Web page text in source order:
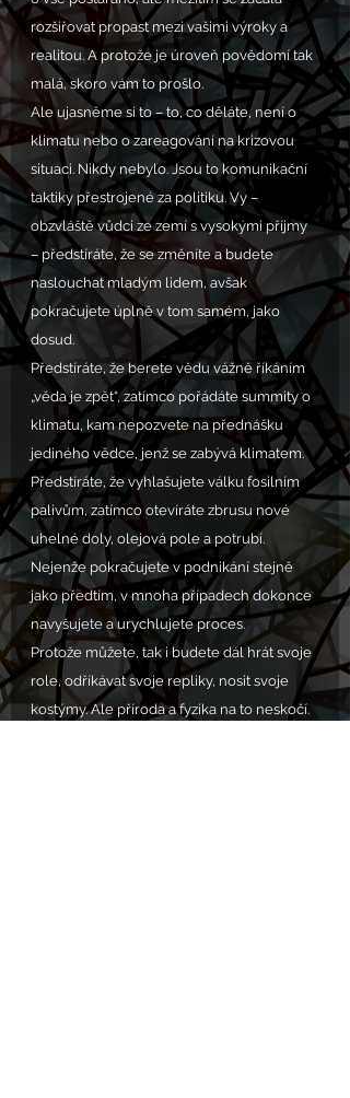
rozšiřovat propast mezi vašimi výroky a
realitou. A protože je úroveň povědomí tak
malá, skoro vám to prošlo.
Ale ujasněme si to – to, co děláte, není o
klimatu nebo o zareagování na krizovou
situaci. Nikdy nebylo. Jsou to komunikační
taktiky přestrojené za politiku. Vy –
obzvláště vůdci ze zemí s vysokými příjmy
– předstíráte, že se změníte a budete
naslouchat mladým lidem, avšak
pokračujete úplně v tom samém, jako
dosud.
Předstíráte, že berete vědu vážně říkáním
„věda je zpět“, zatímco pořádáte summity o
klimatu, kam nepozvete na přednášku
jediného vědce, jenž se zabývá klimatem.
Předstíráte, že vyhlašujete válku fosilním
palivům, zatímco otevíráte zbrusu nové
uhelné doly, olejová pole a potrubí.
Nejenže pokračujete v podnikání stejně
jako předtím, v mnoha případech dokonce
navyšujete a urychlujete proces.
Protože můžete, tak i budete dál hrát svoje
role, odříkávat svoje repliky, nosit svoje
kostýmy. Ale příroda a fyzika na to neskočí.